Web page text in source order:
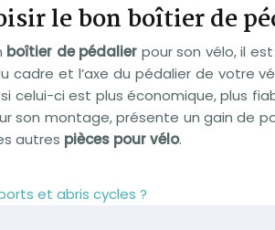
le bon boîtier de
boîtier de pédalier pour son vélo, il
cadre et l’axe du pédalier de votre
celui-ci est plus économique, plus
son montage, présente un gain de
autres pièces pour vélo.
et abris cycles ?